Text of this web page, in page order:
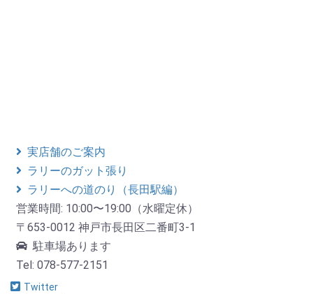
実店舗のご案内
ラリーのガット張り
ラリーへの道のり（長田駅編）
営業時間: 10:00〜19:00（水曜定休）
〒653-0012 神戸市長田区二番町3-1
駐車場あります
Tel: 078-577-2151
Twitter